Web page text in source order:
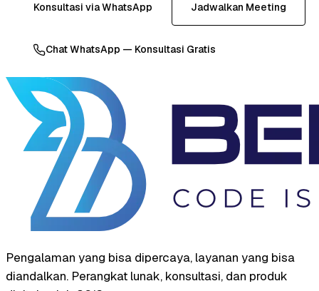
Konsultasi via WhatsApp Jadwalkan Meeting
Chat WhatsApp — Konsultasi Gratis
Pengalaman yang bisa dipercaya, layanan yang bisa
diandalkan. Perangkat lunak, konsultasi, dan produk